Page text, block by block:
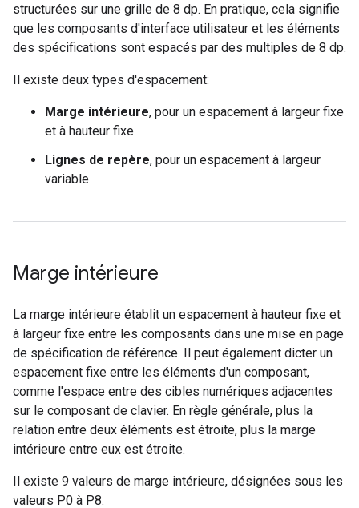
structurées sur une grille de 8 dp. En pratique, cela signifie
que les composants d'interface utilisateur et les éléments
des spécifications sont espacés par des multiples de 8 dp.
Il existe deux types d'espacement:
Marge intérieure, pour un espacement à largeur fixe
et à hauteur fixe
Lignes de repère, pour un espacement à largeur
variable
Marge intérieure
La marge intérieure établit un espacement à hauteur fixe et
à largeur fixe entre les composants dans une mise en page
de spécification de référence. Il peut également dicter un
espacement fixe entre les éléments d'un composant,
comme l'espace entre des cibles numériques adjacentes
sur le composant de clavier. En règle générale, plus la
relation entre deux éléments est étroite, plus la marge
intérieure entre eux est étroite.
Il existe 9 valeurs de marge intérieure, désignées sous les
valeurs P0 à P8.